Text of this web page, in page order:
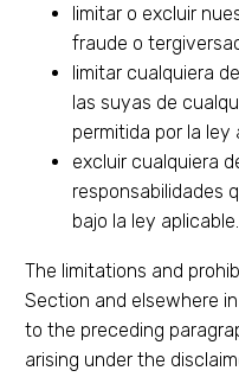
limitar o excluir
fraude o
limitar cualquiera
las suyas de
permitida por la ley
excluir cualquiera
responsabilidades
bajo la ley aplicable.
The limitations and
Section and elsewhere
to the preceding
arising under the